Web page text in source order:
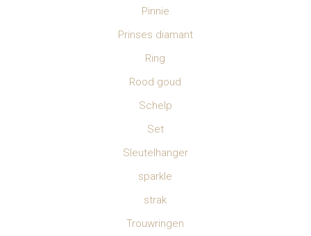
Pinnie
Prinses diamant
Ring
Rood goud
Schelp
Set
Sleutelhanger
sparkle
strak
Trouwringen